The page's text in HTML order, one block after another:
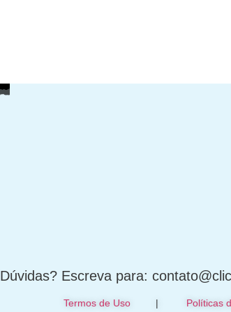
Dúvidas? Escreva para:
Termos de Uso| Políticas